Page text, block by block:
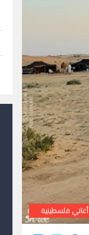
أغاني فلسطينية